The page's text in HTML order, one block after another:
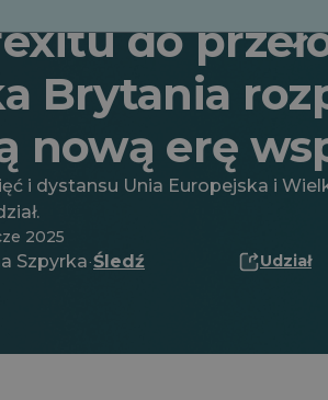
do
Brytania
nową erę
i dystansu Unia Europejska i
2025
Szpyrka·Śledź Udział